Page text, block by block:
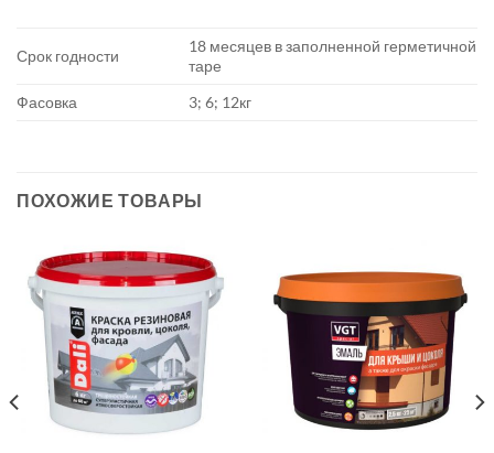
Срок годности
18 месяцев в заполненной герметичной
таре
Фасовка
3; 6; 12кг
ПОХОЖИЕ ТОВАРЫ